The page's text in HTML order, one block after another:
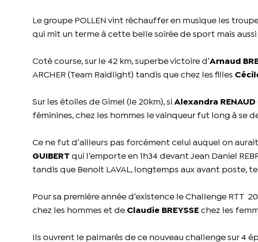
Le groupe POLLEN vint réchauffer en musique les
qui mit un terme à cette belle soirée de sport mais
Coté course, sur le 42 km, superbe victoire d’Arnaud
ARCHER (Team Raidlight) tandis que chez les filles
Sur les étoiles de Gimel (le 20km), siAlexandra RENAUD
féminines, chez les hommes le vainqueur fut long à se
Ce ne fut d’ailleurs pas forcément celui auquel on
GUIBERT qui l’emporte en 1h34 devant Jean Daniel
tandis que Benoit LAVAL, longtemps aux avant poste,
Pour sa première année d’existence le Challenge RTT
chez les hommes et de Claudie BREYSSE chez les
Ils ouvrent le palmarès de ce nouveau challenge sur 4